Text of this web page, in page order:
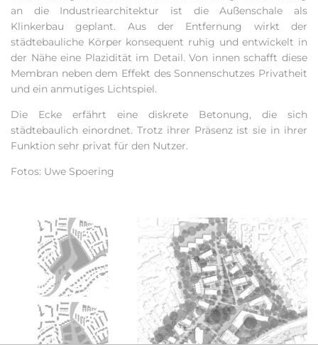
an die Industriearchitektur ist die Außenschale als
Klinkerbau geplant. Aus der Entfernung wirkt der
städtebauliche Körper konsequent ruhig und entwickelt in
der Nähe eine Plazidität im Detail. Von innen schafft diese
Membran neben dem Effekt des Sonnenschutzes Privatheit
und ein anmutiges Lichtspiel.
Die Ecke erfährt eine diskrete Betonung, die sich
städtebaulich einordnet. Trotz ihrer Präsenz ist sie in ihrer
Funktion sehr privat für den Nutzer.
Fotos: Uwe Spoering